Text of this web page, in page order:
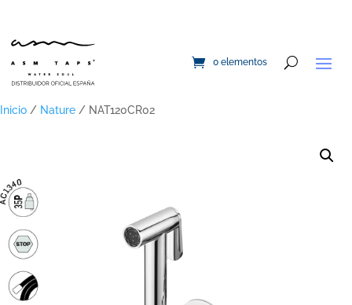
0 elementos
Inicio / Nature / NAT120CR02